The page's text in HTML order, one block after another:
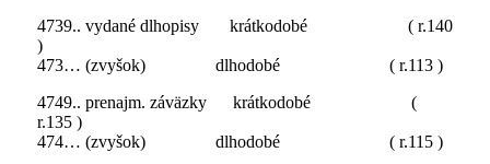
4739.. vydané dlhopisy krátkodobé ( r.140
)
473… (zvyšok) dlhodobé ( r.113 )
4749.. prenajm. záväzky krátkodobé (
r.135 )
474… (zvyšok) dlhodobé ( r.115 )